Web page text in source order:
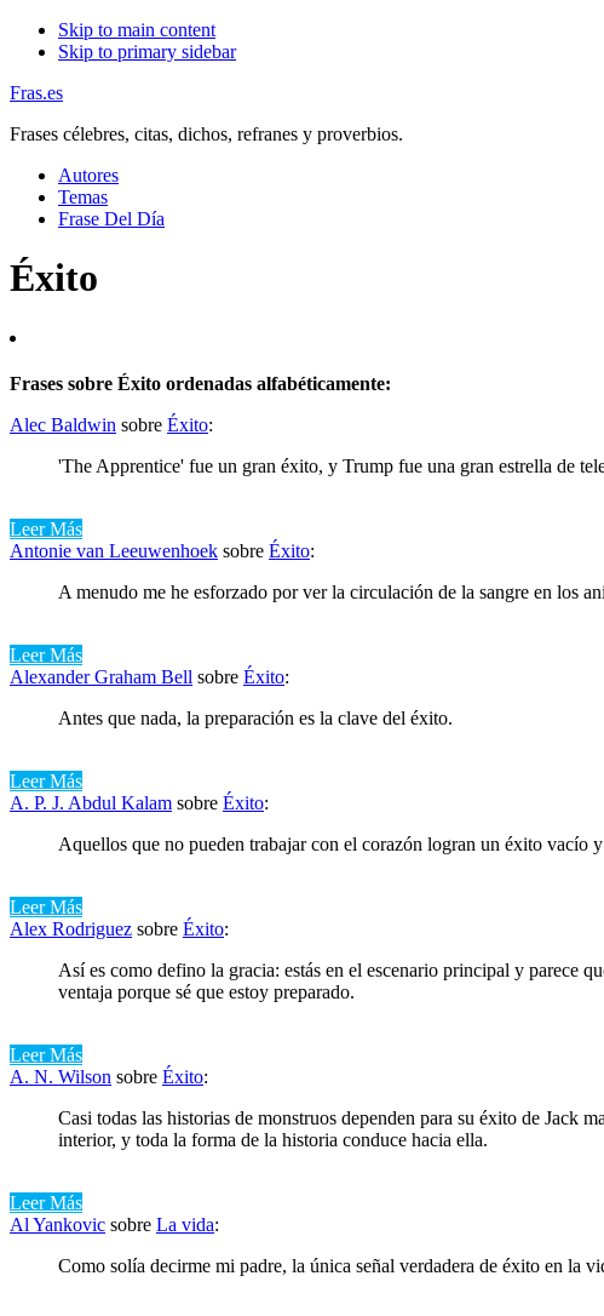
Skip to main content
Skip to primary sidebar
Fras.es
Frases célebres, citas, dichos, refranes y proverbios.
Autores
Temas
Frase Del Día
Éxito
Frases sobre Éxito ordenadas alfabéticamente:
Alec Baldwin sobre Éxito:
'The Apprentice' fue un gran éxito, y Trump fue una gran estrella de
Leer Más
Antonie van Leeuwenhoek sobre Éxito:
A menudo me he esforzado por ver la circulación de la sangre en los
Leer Más
Alexander Graham Bell sobre Éxito:
Antes que nada, la preparación es la clave del éxito.
Leer Más
A. P. J. Abdul Kalam sobre Éxito:
Aquellos que no pueden trabajar con el corazón logran un éxito vacío
Leer Más
Alex Rodriguez sobre Éxito:
Así es como defino la gracia: estás en el escenario principal y parece
ventaja porque sé que estoy preparado.
Leer Más
A. N. Wilson sobre Éxito:
Casi todas las historias de monstruos dependen para su éxito de Jack
interior, y toda la forma de la historia conduce hacia ella.
Leer Más
Al Yankovic sobre La vida:
Como solía decirme mi padre, la única señal verdadera de éxito en la